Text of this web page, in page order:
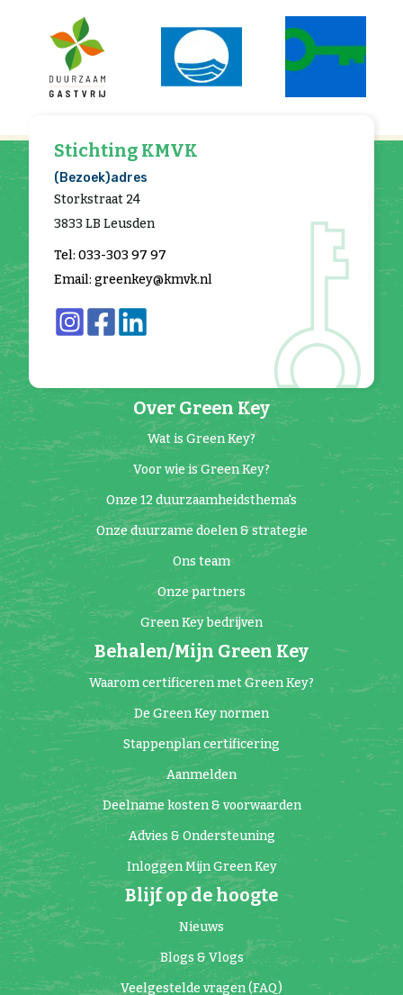
Over Green Key
Wat is Green Key?
Voor wie is Green Key?
Onze 12 duurzaamheidsthema's
Onze duurzame doelen & strategie
Ons team
Onze partners
Green Key bedrijven
Behalen/Mijn Green Key
Waarom certificeren met Green Key?
De Green Key normen
Stappenplan certificering
Aanmelden
Deelname kosten & voorwaarden
Advies & Ondersteuning
Inloggen Mijn Green Key
Blijf op de hoogte
Nieuws
Blogs & Vlogs
Veelgestelde vragen (FAQ)
Stichting KMVK
(Bezoek)adres
Storkstraat 24
3833 LB Leusden
Tel: 033-303 97 97
Email: greenkey@kmvk.nl